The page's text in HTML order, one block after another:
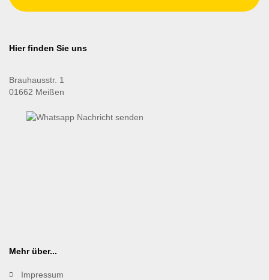
Hier finden Sie uns
Brauhausstr. 1
01662 Meißen
Mehr über...
Impressum